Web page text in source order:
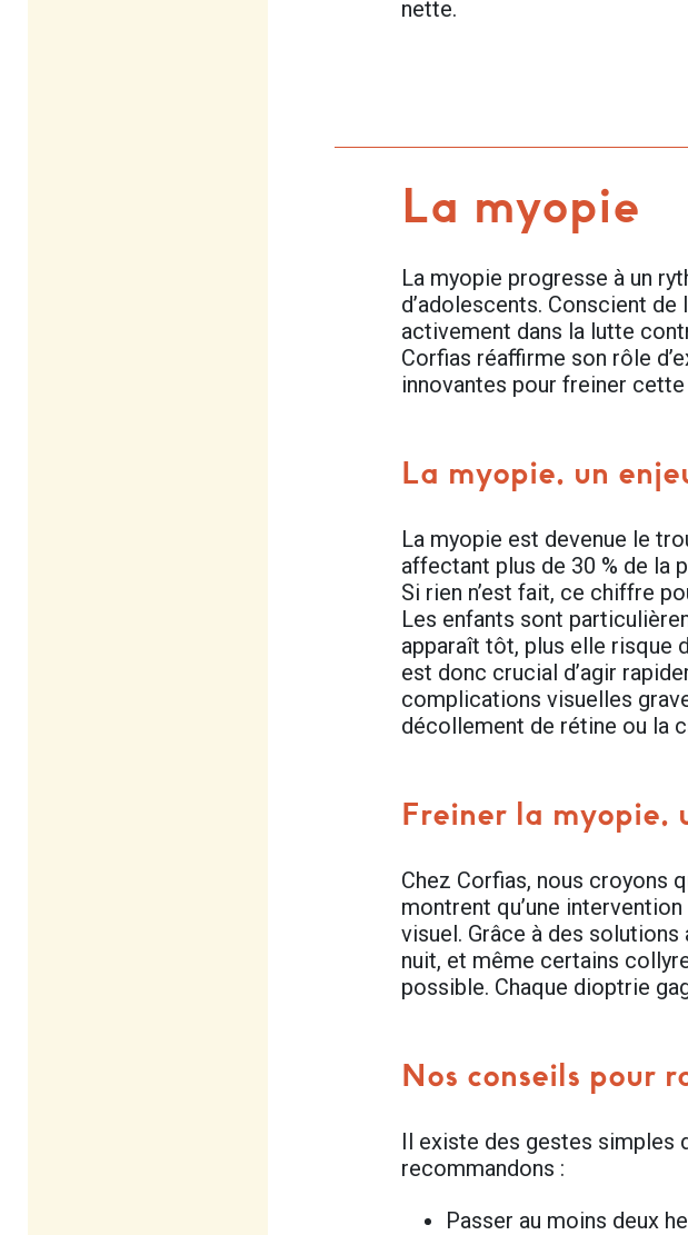
nette.
La myopie
La myopie progresse à un
d’adolescents. Conscient de
activement dans la lutte
Corfias réaffirme son rôle
innovantes pour freiner
La myopie, un
La myopie est devenue le
affectant plus de 30 % de la
Si rien n’est fait, ce chiffre
Les enfants sont
apparaît tôt, plus elle risque
est donc crucial d’agir
complications visuelles
décollement de rétine ou la
Freiner la myopie,
Chez Corfias, nous croyons
montrent qu’une
visuel. Grâce à des
nuit, et même certains
possible. Chaque dioptrie
Nos conseils pour
Il existe des gestes simples
recommandons :
Passer au moins deux